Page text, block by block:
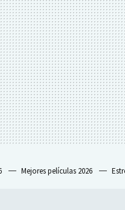
Mejores películas 2026